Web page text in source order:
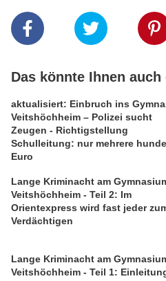
Das könnte Ihnen auch
aktualisiert: Einbruch ins
Veitshöchheim – Polizei sucht
Zeugen - Richtigstellung
Schulleitung: nur mehrere
Euro
Lange Kriminacht am
Veitshöchheim - Teil 2: Im
Orientexpress wird fast jeder
Verdächtigen
Lange Kriminacht am
Veitshöchheim - Teil 1: